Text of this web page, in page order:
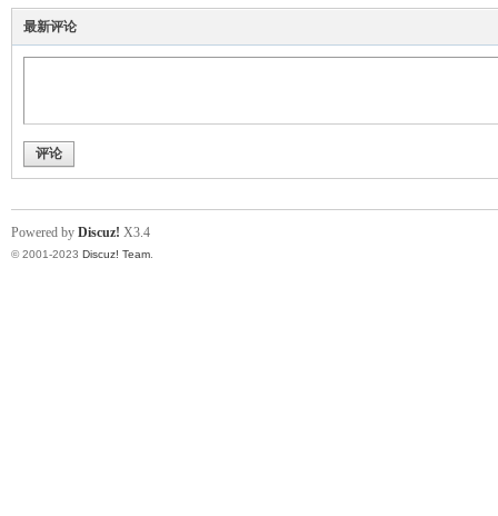
最新评论
评论
Powered by Discuz! X3.4
© 2001-2023 Discuz! Team